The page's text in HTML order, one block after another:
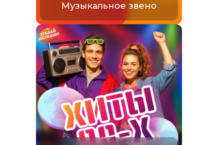
Музыкальное звено